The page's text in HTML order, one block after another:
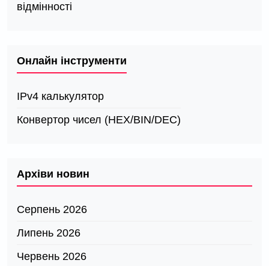
відмінності
Онлайн інструменти
IPv4 калькулятор
Конвертор чисел (HEX/BIN/DEC)
Архіви новин
Серпень 2026
Липень 2026
Червень 2026